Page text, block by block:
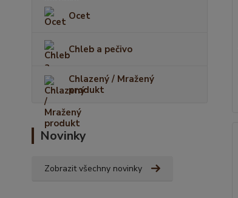
Ocet
Chleb a pečivo
Chlazený / Mražený
produkt
Novinky
Zobrazit všechny novinky